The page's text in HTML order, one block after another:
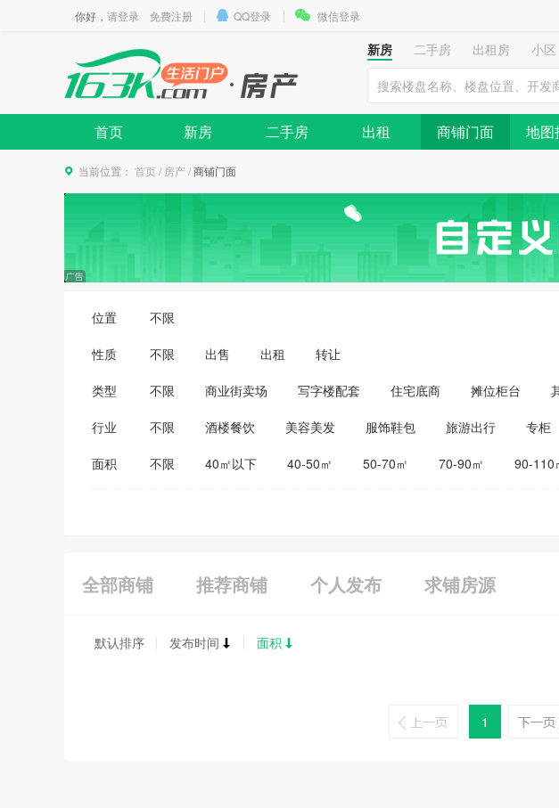
你好， 请登录 免费注册 QQ登录 微信登录
新房 二手房 出租房
小区
首页 新房 二手房 出租 商铺门面 地图
当前位置： 首页 / 房产/商铺门面
位置 不限
性质 不限 出售 出租 转让
类型 不限 商业街卖场 写字楼配套 住宅底商 摊位柜台
行业 不限 酒楼餐饮 美容美发 服饰鞋包 旅游出行 专柜
医药保健
家居建材
面积 不限 40㎡以下 40-50㎡ 50-70㎡ 70-90㎡ 90-110
全部商铺 推荐商铺 个人发布 求铺房源
默认排序 发布时间 面积
1